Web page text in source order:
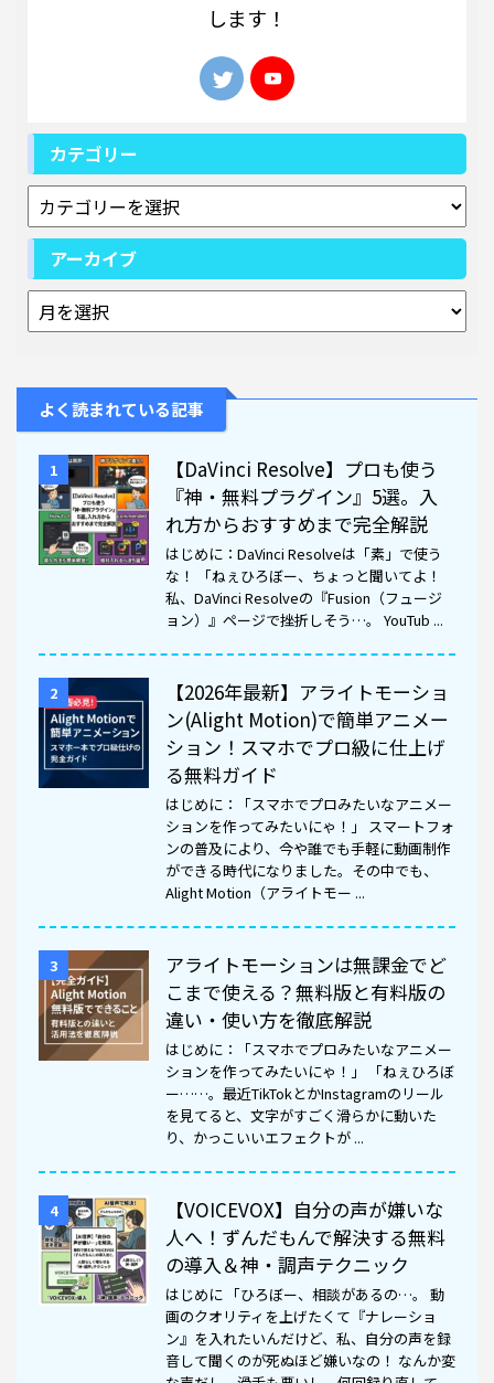
します！
カテゴリー
アーカイブ
よく読まれている記事
1
【DaVinci Resolve】プロも使う
『神・無料プラグイン』5選。入
れ方からおすすめまで完全解説
はじめに：DaVinci Resolveは「素」で使う
な！ 「ねぇひろぼー、ちょっと聞いてよ！
私、DaVinci Resolveの『Fusion（フュージ
ョン）』ページで挫折しそう…。 YouTub ...
2
【2026年最新】アライトモーショ
ン(Alight Motion)で簡単アニメー
ション！スマホでプロ級に仕上げ
る無料ガイド
はじめに：「スマホでプロみたいなアニメー
ションを作ってみたいにゃ！」 スマートフォ
ンの普及により、今や誰でも手軽に動画制作
ができる時代になりました。その中でも、
Alight Motion（アライトモー ...
3
アライトモーションは無課金でど
こまで使える？無料版と有料版の
違い・使い方を徹底解説
はじめに：「スマホでプロみたいなアニメー
ションを作ってみたいにゃ！」 「ねぇひろぼ
ー……。最近TikTokとかInstagramのリール
を見てると、文字がすごく滑らかに動いた
り、かっこいいエフェクトが ...
4
【VOICEVOX】自分の声が嫌いな
人へ！ずんだもんで解決する無料
の導入＆神・調声テクニック
はじめに 「ひろぼー、相談があるの…。 動
画のクオリティを上げたくて『ナレーショ
ン』を入れたいんだけど、私、自分の声を録
音して聞くのが死ぬほど嫌いなの！ なんか変